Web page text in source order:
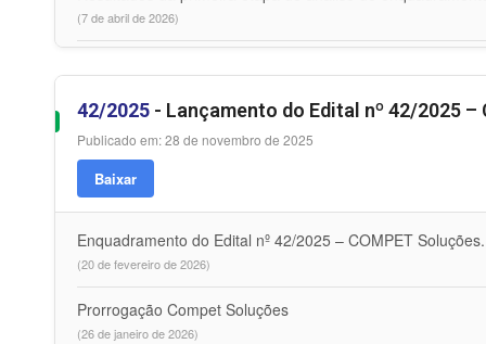
(7 de abril de 2026)
42/2025 - Lançamento do Edital nº 42/2025
Publicado em: 28 de novembro de 2025
Baixar
Enquadramento do Edital nº 42/2025 – COMPET Soluções.
(20 de fevereiro de 2026)
Prorrogação Compet Soluções
(26 de janeiro de 2026)